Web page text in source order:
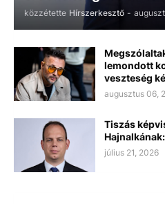
közzétette Hírszerkesztő -
lemondott
veszteség
augusztus 06,
Tiszás
július 21, 2026